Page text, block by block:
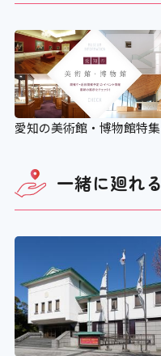
愛知の美術館・博物館特集
一緒に廻れる